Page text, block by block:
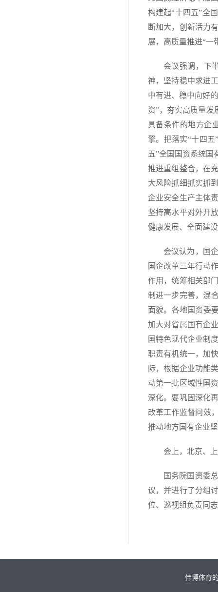
构建起“十四五”全
断加大，创新活力
展，高质量推进“一
会议强调，下
神，坚持稳中求进
中有进、稳中向好
资”，夯实高质量发
具备条件的地方企
擎。把落实“十四
五”全国国资系统
推进重组整合，在
大风险抓细抓实抓
企业安全生产主体
坚持高水平对外开
健康发展、全面建
会议认为，国
国企改革三年行动
作用，统筹相关部
制进一步完善，混
面貌。各地国资委
加大对省属国有企
国特色现代企业制
职责有机统一，加
际，根据企业功能
动第一批区域性国
深化。要巩固深化
改革工作监督问效
推动地方国有企业
会上，北京、
国务院国资委
议，并进行了分组
位、巡视组负责同
伟博体育